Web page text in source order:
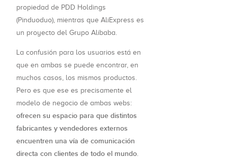
propiedad de PDD Holdings
(Pinduoduo), mientras que AliExpress es
un proyecto del Grupo Alibaba.
La confusión para los usuarios está en
que en ambas se puede encontrar, en
muchos casos, los mismos productos.
Pero es que ese es precisamente el
modelo de negocio de ambas webs:
ofrecen su espacio para que distintos
fabricantes y vendedores externos
encuentren una vía de comunicación
directa con clientes de todo el mundo.